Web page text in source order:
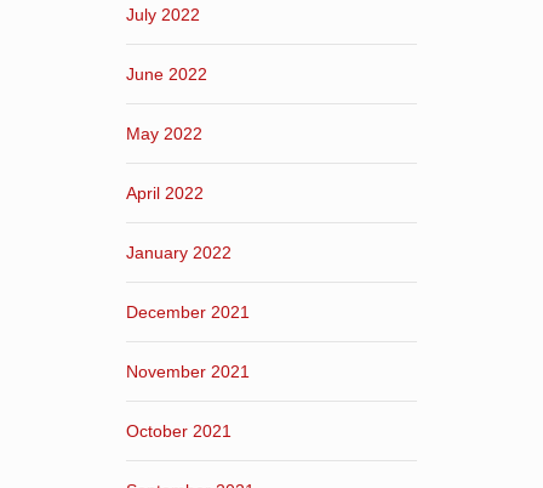
July 2022
June 2022
May 2022
April 2022
January 2022
December 2021
November 2021
October 2021